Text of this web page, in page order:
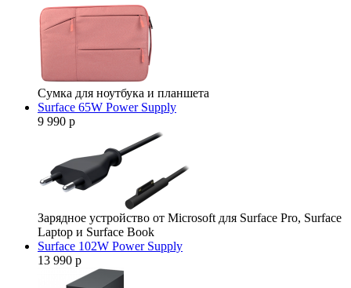
Сумка для ноутбука и планшета
Surface 65W Power Supply
9 990 р
Зарядное устройство от Microsoft для Surface Pro, Surface
Laptop и Surface Book
Surface 102W Power Supply
13 990 р